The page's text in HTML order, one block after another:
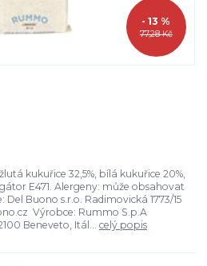
77,28 Kč
- 13 %
kukuřice 32,5%, bílá kukuřice 20%,
E471. Alergeny: může obsahovat
Buono s.r.o. Radimovická 1773/15
Výrobce: Rummo S.p.A
Beneveto, Itál... celý popis